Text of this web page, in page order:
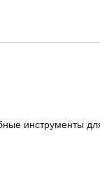
инструменты